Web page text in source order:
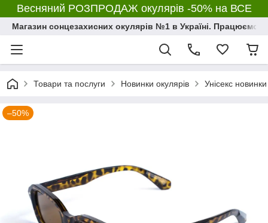
Весняний РОЗПРОДАЖ окулярів -50% на ВСЕ
Магазин сонцезахисних окулярів №1 в Україні. Працюємо з
Товари та послуги Новинки окулярів Унісекс
–50%